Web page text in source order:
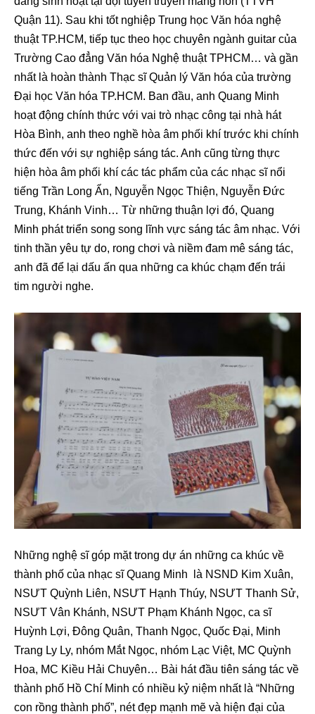
Quận 11). Sau khi tốt nghiệp Trung học Văn hóa nghệ
thuật TP.HCM, tiếp tục theo học chuyên ngành guitar của
Trường Cao đẳng Văn hóa Nghệ thuật TPHCM… và gần
nhất là hoàn thành Thạc sĩ Quản lý Văn hóa của trường
Đại học Văn hóa TP.HCM. Ban đầu, anh Quang Minh
hoạt động chính thức với vai trò nhạc công tại nhà hát
Hòa Bình, anh theo nghề hòa âm phối khí trước khi chính
thức đến với sự nghiệp sáng tác. Anh cũng từng thực
hiện hòa âm phối khí các tác phẩm của các nhạc sĩ nổi
tiếng Trần Long Ẩn, Nguyễn Ngọc Thiện, Nguyễn Đức
Trung, Khánh Vinh… Từ những thuận lợi đó, Quang
Minh phát triển song song lĩnh vực sáng tác âm nhạc. Với
tinh thần yêu tự do, rong chơi và niềm đam mê sáng tác,
anh đã để lại dấu ấn qua những ca khúc chạm đến trái
tim người nghe.
Những nghệ sĩ góp mặt trong dự án những ca khúc về
thành phố của nhạc sĩ Quang Minh là NSND Kim Xuân,
NSƯT Quỳnh Liên, NSƯT Hạnh Thúy, NSƯT Thanh Sử,
NSƯT Vân Khánh, NSƯT Phạm Khánh Ngọc, ca sĩ
Huỳnh Lợi, Đông Quân, Thanh Ngọc, Quốc Đại, Minh
Trang Ly Ly, nhóm Mắt Ngọc, nhóm Lạc Việt, MC Quỳnh
Hoa, MC Kiều Hải Chuyên… Bài hát đầu tiên sáng tác về
thành phố Hồ Chí Minh có nhiều kỷ niệm nhất là “Những
con rồng thành phố”, nét đẹp mạnh mẽ và hiện đại của